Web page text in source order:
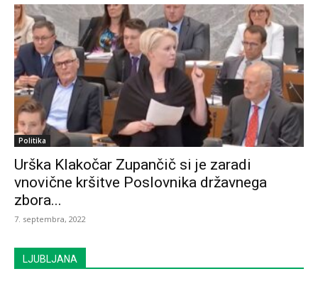
Politika
Urška Klakočar Zupančič si je zaradi
vnovične kršitve Poslovnika državnega
zbora...
7. septembra, 2022
LJUBLJANA